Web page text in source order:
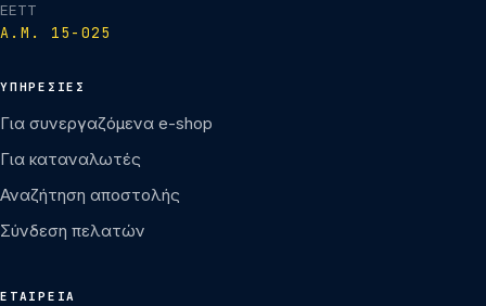
ΕΕΤΤ
Α.Μ. 15-025
ΥΠΗΡΕΣΊΕΣ
Για συνεργαζόμενα e-shop
Για καταναλωτές
Αναζήτηση αποστολής
Σύνδεση πελατών
ΕΤΑΙΡΕΊΑ